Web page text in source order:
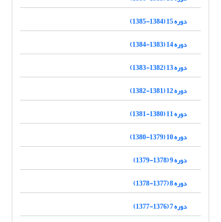
دوره 15 (1384-1385)
دوره 14 (1383-1384)
دوره 13 (1382-1383)
دوره 12 (1381-1382)
دوره 11 (1380-1381)
دوره 10 (1379-1380)
دوره 9 (1378-1379)
دوره 8 (1377-1378)
دوره 7 (1376-1377)